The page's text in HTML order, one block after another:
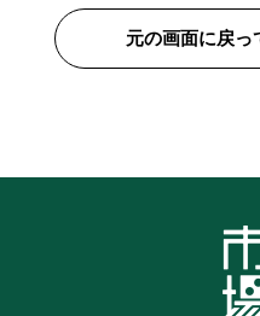
元の画面に戻っ